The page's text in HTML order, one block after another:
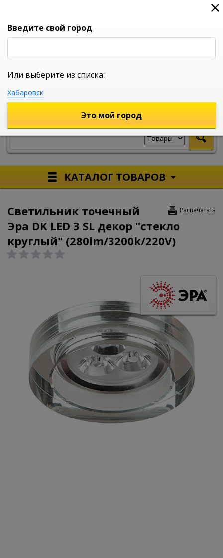
0
УНИВЕРСАЛЬНЫЙ ИНТЕРНЕТ МАГАЗИН
КАТАЛОГ ТОВАРОВ
Распечатать
Светильник точечный
Эра DK LED 3 SL декор "стекло
круглый" (280lm/3200k/220V)
Введите свой город
Или выберите из списка:
Хабаровск
Это мой город